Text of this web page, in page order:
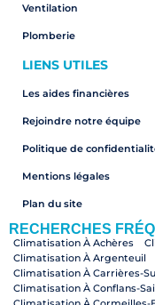
Ventilation
Plomberie
LIENS UTILES
Les aides financières
Rejoindre notre équipe
Politique de
Mentions légales
Plan du site
RECHERCHES
Climatisation À Achères
Climatisation À Argenteuil
Climatisation À Carrières-
Climatisation À Conflans-